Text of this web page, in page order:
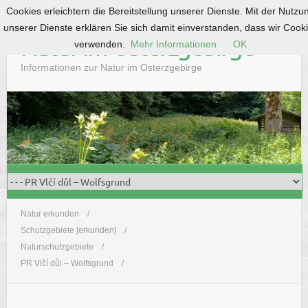
S
k
o
c
o
n
t
Natur im Osterzgebirge
Informationen zur Natur im Osterzgebirge
Natur erkunden
Schutzgebiete [erkunden]
Naturschutzgebiete
PR Vlčí důl – Wolfsgrund
Cookies erleichtern die Bereitstellung unserer Dienste. Mit der
unserer Dienste erklären Sie sich damit einverstanden, dass wir
verwenden.
Mehr Informationen OK